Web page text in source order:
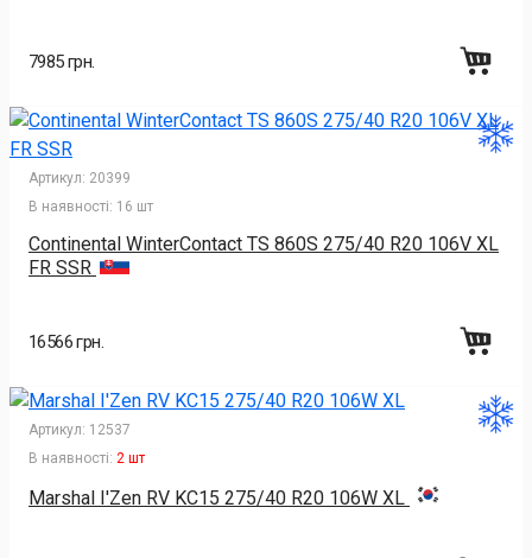
7985 грн.
Артикул: 20399
В наявності: 16 шт
Continental WinterContact TS 860S 275/40 R20 106V XL
FR SSR
16566 грн.
Артикул: 12537
В наявності: 2 шт
Marshal I'Zen RV KC15 275/40 R20 106W XL